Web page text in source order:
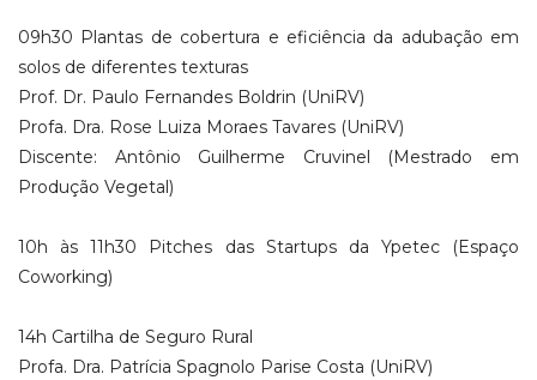
09h30 Plantas de cobertura e eficiência da adubação em
solos de diferentes texturas
Prof. Dr. Paulo Fernandes Boldrin (UniRV)
Profa. Dra. Rose Luiza Moraes Tavares (UniRV)
Discente: Antônio Guilherme Cruvinel (Mestrado em
Produção Vegetal)
10h às 11h30 Pitches das Startups da Ypetec (Espaço
Coworking)
14h Cartilha de Seguro Rural
Profa. Dra. Patrícia Spagnolo Parise Costa (UniRV)